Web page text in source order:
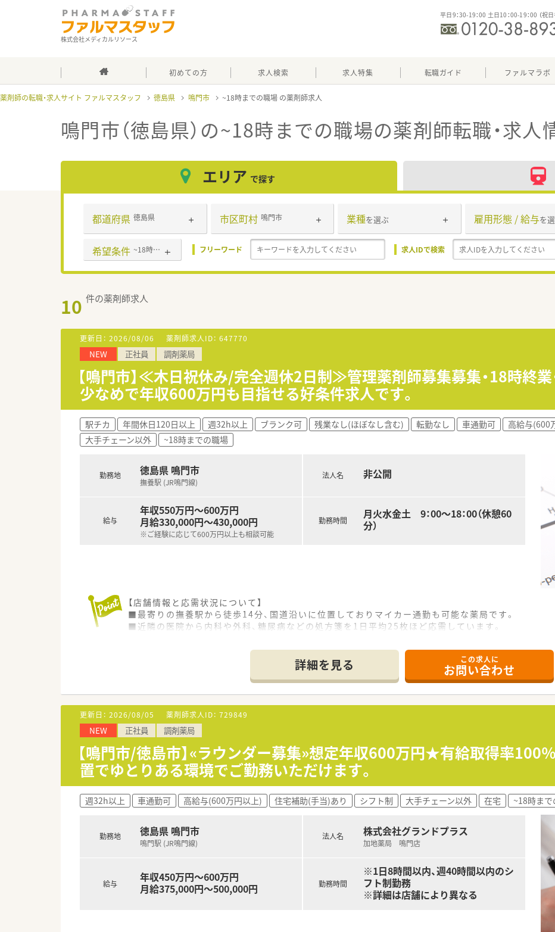
株式会社メディカルリソース
平日9：30-19：00 土日10：00-19：00 （祝
初めての方 求人検索 求人特集 転職ガイド ファルマラボ
薬剤師の転職・求人サイト ファルマスタッフ 徳島県 鳴門市 ~18時までの職場
鳴門市（徳島県）の~18時までの職場の薬剤師転職・求人
エリア で探す
都道府県 徳島県 市区町村 鳴門市 業種を選ぶ 雇用形態 / 給与を
希望条件 ~18時までの職場 フリーワード 求人IDで検索
10 件の薬剤師求人
更新日： 2026/08/06 薬剤師求人ID： 647770
NEW 正社員 調剤薬局
【鳴門市】≪木日祝休み/完全週休2日制≫管理薬剤師募集募集・18時終
少なめで年収600万円も目指せる好条件求人です。
駅チカ 年間休日120日以上 週32h以上 ブランク可 残業なし(ほぼなし含む) 転勤なし 車通勤可 高給与(600
大手チェーン以外
~18時までの職場
勤務地 徳島県 鳴門市
撫養駅 (JR鳴門線)
給与
年収550万円～600万円
月給330,000円～430,000円
※ご経験に応じて600万円以上も相談可能
法人名 非公開
勤務時間
月火水金土 9：00～18：00（休憩60
分）
【店舗情報と応需状況について】
■最寄りの撫養駅から徒歩14分、国道沿いに位置しておりマイカー通勤も可能な薬局です。
■近隣の医院から内科や外科、糖尿病などの処方箋を1日平均25枚ほど応需しています。
■現管理薬剤師の退職に伴う欠員補充であり、即戦力として活躍できる経験者を求めています。
■調剤経験が3年以上あり、一人薬剤師の時間帯も安心して対応できる方を歓迎いたします。
■地域医療に貢献したいという意欲があり、患者様に優しく寄り添えるお人柄の方を求めます。
【法人特徴について】
■鳴門市内に2店舗を展開し、患者様第一主義を掲げて地域医療に貢献している企業です。
■近隣の医療機関と密に連携を取っており、疑義照会や情報共有がスムーズに行える環境です。
■地域密着型の経営方針で、患者様一人ひとりと顔の見える関係性を築くことを大切にします。
【求人情報について】
■年収は最低550万円からのスタートとなり、ご経験次第で600万円以上も相談可能です。
■賞与は年3回支給される実績があり、日々の頑張りがしっかりと収入に反映される仕組みです。
■資格手当や管理薬剤師手当など、職能に応じた手当が充実しており安定した収入が得られます。
詳細を見る この求人に
お問い合わせ
更新日： 2026/08/05 薬剤師求人ID： 729849
NEW 正社員 調剤薬局
【鳴門市/徳島市】«ラウンダー募集»想定年収600万円★有給取得率100
置でゆとりある環境でご勤務いただけます。
週32h以上 車通勤可 高給与(600万円以上) 住宅補助(手当)あり シフト制 大手チェーン以外 在宅 ~18時まで
勤務地 徳島県 鳴門市
鳴門駅 (JR鳴門線)
給与
年収450万円～600万円
月給375,000円～500,000円
法人名 株式会社グランドプラス
加地薬局 鳴門店
勤務時間
※1日8時間以内、週40時間以内のシ
フト制勤務
※詳細は店舗により異なる